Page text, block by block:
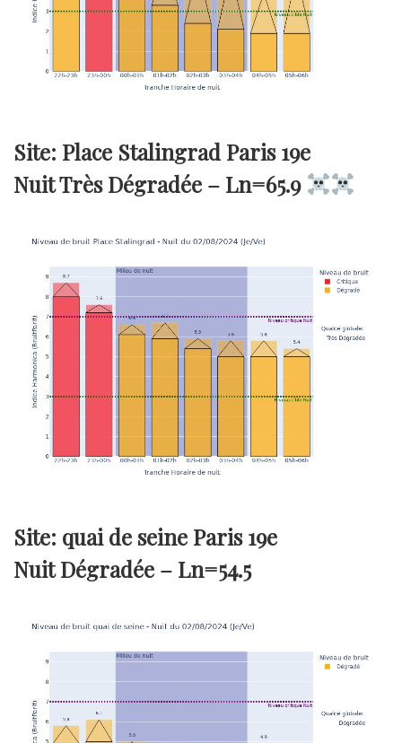
Site: Place Stalingrad Paris 19e
Nuit Très Dégradée – Ln=65.9
Site: quai de seine Paris 19e
Nuit Dégradée – Ln=54.5